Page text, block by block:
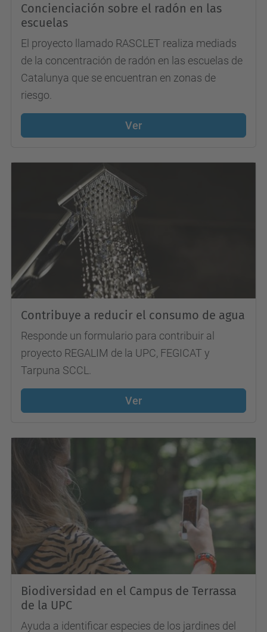
Concienciación sobre el radón en las
escuelas
El proyecto llamado RASCLET realiza mediads
de la concentración de radón en las escuelas de
Catalunya que se encuentran en zonas de
riesgo.
Ver
Contribuye a reducir el consumo de agua
Responde un formulario para contribuir al
proyecto REGALIM de la UPC, FEGICAT y
Tarpuna SCCL.
Ver
Biodiversidad en el Campus de Terrassa
de la UPC
Ayuda a identificar especies de los jardines del